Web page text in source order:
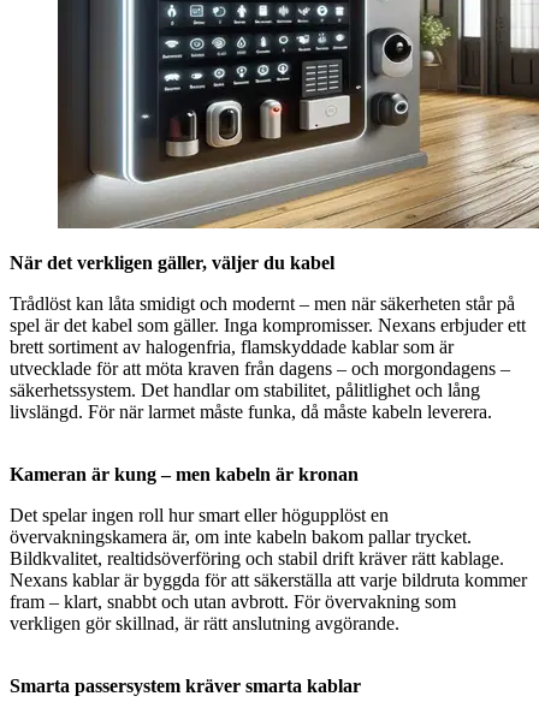
När det verkligen gäller, väljer du kabel
Trådlöst kan låta smidigt och modernt – men när säkerheten står på
spel är det kabel som gäller. Inga kompromisser. Nexans erbjuder ett
brett sortiment av halogenfria, flamskyddade kablar som är
utvecklade för att möta kraven från dagens – och morgondagens –
säkerhetssystem. Det handlar om stabilitet, pålitlighet och lång
livslängd. För när larmet måste funka, då måste kabeln leverera.
Kameran är kung – men kabeln är kronan
Det spelar ingen roll hur smart eller högupplöst en
övervakningskamera är, om inte kabeln bakom pallar trycket.
Bildkvalitet, realtidsöverföring och stabil drift kräver rätt kablage.
Nexans kablar är byggda för att säkerställa att varje bildruta kommer
fram – klart, snabbt och utan avbrott. För övervakning som
verkligen gör skillnad, är rätt anslutning avgörande.
Smarta passersystem kräver smarta kablar